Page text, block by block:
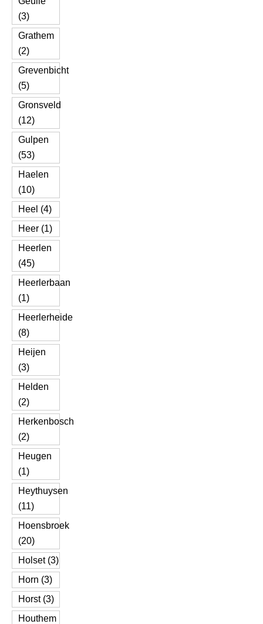
(3)
Grathem
(2)
Grevenbicht
(5)
Gronsveld
(12)
Gulpen
(53)
Haelen
(10)
Heel (4)
Heer (1)
Heerlen
(45)
Heerlerbaan
(1)
Heerlerheide
(8)
Heijen
(3)
Helden
(2)
Herkenbosch
(2)
Heugen
(1)
Heythuysen
(11)
Hoensbroek
(20)
Holset (3)
Horn (3)
Horst (3)
Houthem